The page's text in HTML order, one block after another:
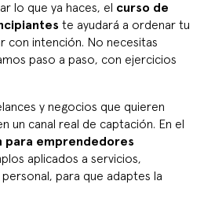
lo que ya haces, el curso de
te ayudará a ordenar tu
con intención. No necesitas
paso a paso, con ejercicios
y negocios que quieren
un canal real de captación. En el
para emprendedores
aplicados a servicios,
para que adaptes la